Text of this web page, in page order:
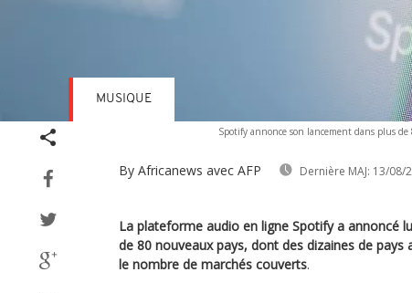
Spotify annonce son lancement dans plus
By Africanews avec AFP Dernière MAJ: 13/08/
MUSIQUE
La plateforme audio en ligne Spotify a annoncé
de 80 nouveaux pays, dont des dizaines de
le nombre de marchés couverts.